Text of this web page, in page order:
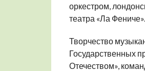
оркестром,
театра «Ла Фениче».
Творчество
Государственных
Отечеством»,